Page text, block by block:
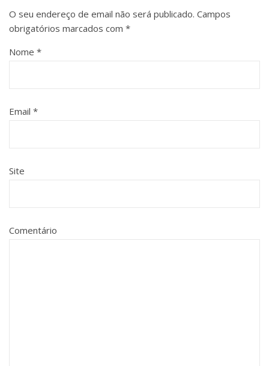
O seu endereço de email não será publicado. Campos
obrigatórios marcados com *
Nome *
Email *
Site
Comentário